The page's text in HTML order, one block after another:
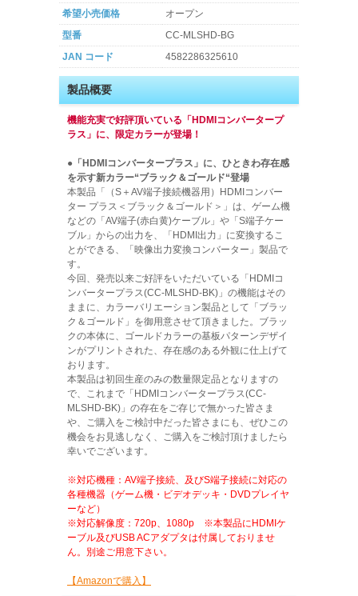
希望小売価格
オープン
型番
CC-MLSHD-BG
JAN コード
4582286325610
製品概要
機能充実で好評頂いている「HDMIコンバータープ
ラス」に、限定カラーが登場！
●「HDMIコンバータープラス」に、ひときわ存在感
を示す新カラー“ブラック＆ゴールド“登場
本製品「（S＋AV端子接続機器用）HDMIコンバー
ター プラス＜ブラック＆ゴールド＞」は、ゲーム機
などの「AV端子(赤白黄)ケーブル」や「S端子ケー
ブル」からの出力を、「HDMI出力」に変換するこ
とができる、「映像出力変換コンバーター」製品で
す。
今回、発売以来ご好評をいただいている「HDMIコ
ンバータープラス(CC-MLSHD-BK)」の機能はその
ままに、カラーバリエーション製品として「ブラッ
ク＆ゴールド」を御用意させて頂きました。ブラッ
クの本体に、ゴールドカラーの基板パターンデザイ
ンがプリントされた、存在感のある外観に仕上げて
おります。
本製品は初回生産のみの数量限定品となりますの
で、これまで「HDMIコンバータープラス(CC-
MLSHD-BK)」の存在をご存じで無かった皆さま
や、ご購入をご検討中だった皆さまにも、ぜひこの
機会をお見逃しなく、ご購入をご検討頂けましたら
幸いでございます。
※対応機種：AV端子接続、及びS端子接続に対応の
各種機器（ゲーム機・ビデオデッキ・DVDプレイヤ
ーなど）
※対応解像度：720p、1080p ※本製品にHDMIケ
ーブル及びUSB ACアダプタは付属しておりませ
ん。別途ご用意下さい。
【Amazonで購入】